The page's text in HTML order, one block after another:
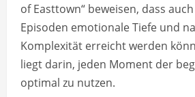
of Easttown“ beweisen, dass
Episoden emotionale Tiefe und
Komplexität erreicht werden
liegt darin, jeden Moment der
optimal zu nutzen.